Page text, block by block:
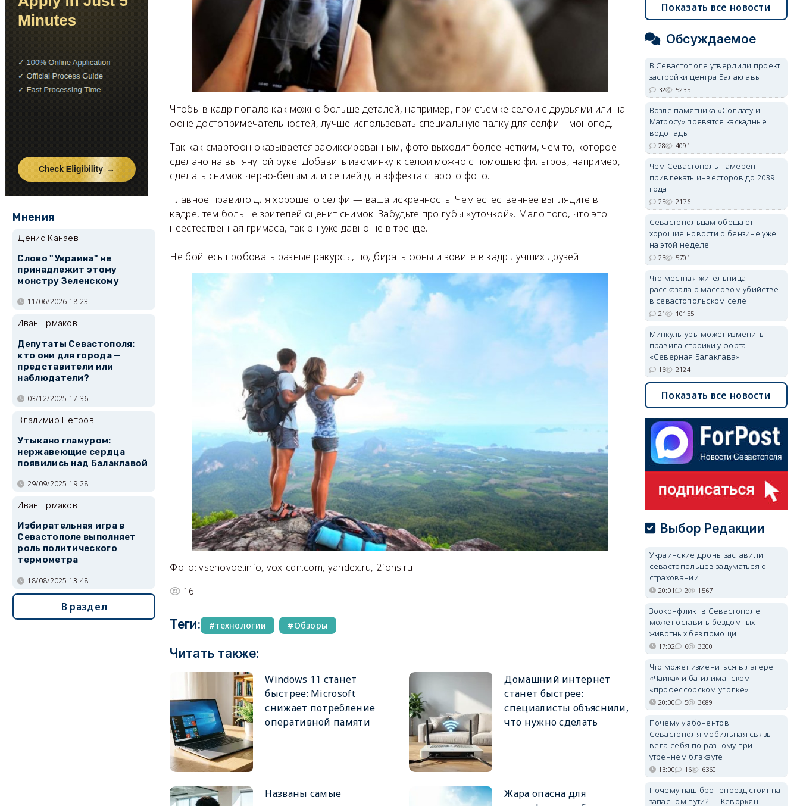
Чтобы в кадр попало как можно больше деталей, например, при съемке селфи с друзьями или на
фоне достопримечательностей, лучше использовать специальную палку для селфи – монопод.
Так как смартфон оказывается зафиксированным, фото выходит более четким, чем то, которое
сделано на вытянутой руке. Добавить изюминку к селфи можно с помощью фильтров, например,
сделать снимок черно-белым или сепией для эффекта старого фото.
Главное правило для хорошего селфи — ваша искренность. Чем естественнее выглядите в
кадре, тем больше зрителей оценит снимок. Забудьте про губы «уточкой». Мало того, что это
неестественная гримаса, так он уже давно не в тренде.
Не бойтесь пробовать разные ракурсы, подбирать фоны и зовите в кадр лучших друзей.
Фото: vsenovoe.info, vox-cdn.com, yandex.ru, 2fons.ru
16
Теги: технологии Обзоры
Читать также:
Windows 11 станет
быстрее: Microsoft
снижает потребление
оперативной памяти
Домашний интернет
станет быстрее:
специалисты объяснили,
что нужно сделать
Названы самые
Жара опасна для
Мнения
Денис Канаев
Слово "Украина" не
принадлежит этому
монстру Зеленскому
11/06/2026 18:23
Иван Ермаков
Депутаты Севастополя:
кто они для города —
представители или
наблюдатели?
03/12/2025 17:36
Владимир Петров
Утыкано гламуром:
нержавеющие сердца
появились над Балаклавой
29/09/2025 19:28
Иван Ермаков
Избирательная игра в
Севастополе выполняет
роль политического
термометра
18/08/2025 13:48
В раздел
Показать все новости
Обсуждаемое
В Севастополе утвердили проект
застройки центра Балаклавы
32 5235
Возле памятника «Солдату и
Матросу» появятся каскадные
водопады
28 4091
Чем Севастополь намерен
привлекать инвесторов до 2039
года
25 2176
Севастопольцам обещают
хорошие новости о бензине уже
на этой неделе
23 5701
Что местная жительница
рассказала о массовом убийстве
в севастопольском селе
21 10155
Минкультуры может изменить
правила стройки у форта
«Северная Балаклава»
16 2124
Показать все новости
Выбор Редакции
Украинские дроны заставили
севастопольцев задуматься о
страховании
20:01 2 1567
Зооконфликт в Севастополе
может оставить бездомных
животных без помощи
17:02 6 3300
Что может измениться в лагере
«Чайка» и батилиманском
«профессорском уголке»
20:00 5 3689
Почему у абонентов
Севастополя мобильная связь
вела себя по-разному при
утреннем блэкауте
13:00 16 6360
Почему наш бронепоезд стоит на
запасном пути? — Кеворкян